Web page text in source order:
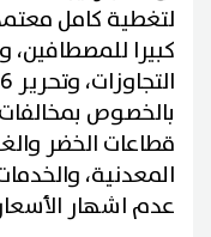
لتغطية كامل
كبيرا
بالخصوص
قطاعات الخضر
المعدنية،
عدم اشهار